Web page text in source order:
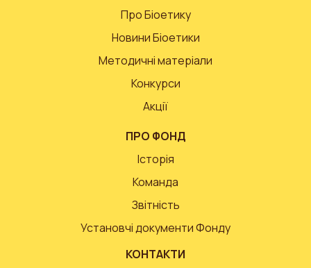
Про Біоетику
Новини Біоетики
Методичні матеріали
Конкурси
Акції
ПРО ФОНД
Історія
Команда
Звітність
Установчі документи Фонду
КОНТАКТИ